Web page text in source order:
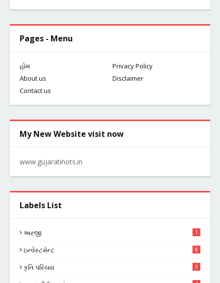
Pages - Menu
હોમ
Privacy Policy
About us
Disclaimer
Contact us
My New Website visit now
www.gujaratinots.in
Labels List
અરજી 1
ઇન્વેસ્ટમેન્ટ 8
કૃતિ પરિચય 3